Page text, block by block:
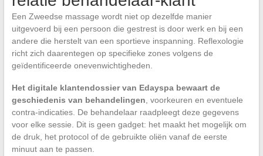
Een Zweedse massage wordt niet op dezelfde manier
uitgevoerd bij een persoon die gestrest is door werk en bij een
andere die herstelt van een sportieve inspanning. Reflexologie
richt zich daarentegen op specifieke zones volgens de
geïdentificeerde onevenwichtigheden.
Het digitale klantendossier van Edayspa bewaart de
geschiedenis van behandelingen, voorkeuren en eventuele
contra-indicaties. De behandelaar raadpleegt deze gegevens
voor elke sessie. Dit is geen gadget: het maakt het mogelijk om
de druk, het protocol of de gebruikte oliën vanaf de eerste
minuut aan te passen.